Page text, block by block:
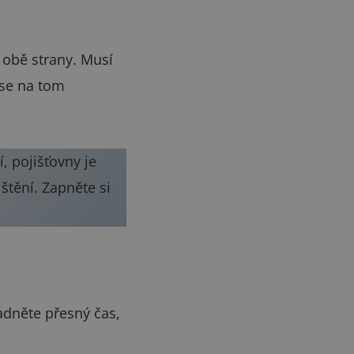
strany. Musí
na tom
pojišťovny je
Zapněte si
přesný čas,